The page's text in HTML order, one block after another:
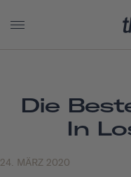
Die
In
24. MÄRZ 2020